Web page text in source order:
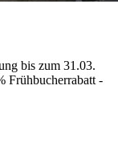
bis zum 31.03.
Frühbucherrabatt -